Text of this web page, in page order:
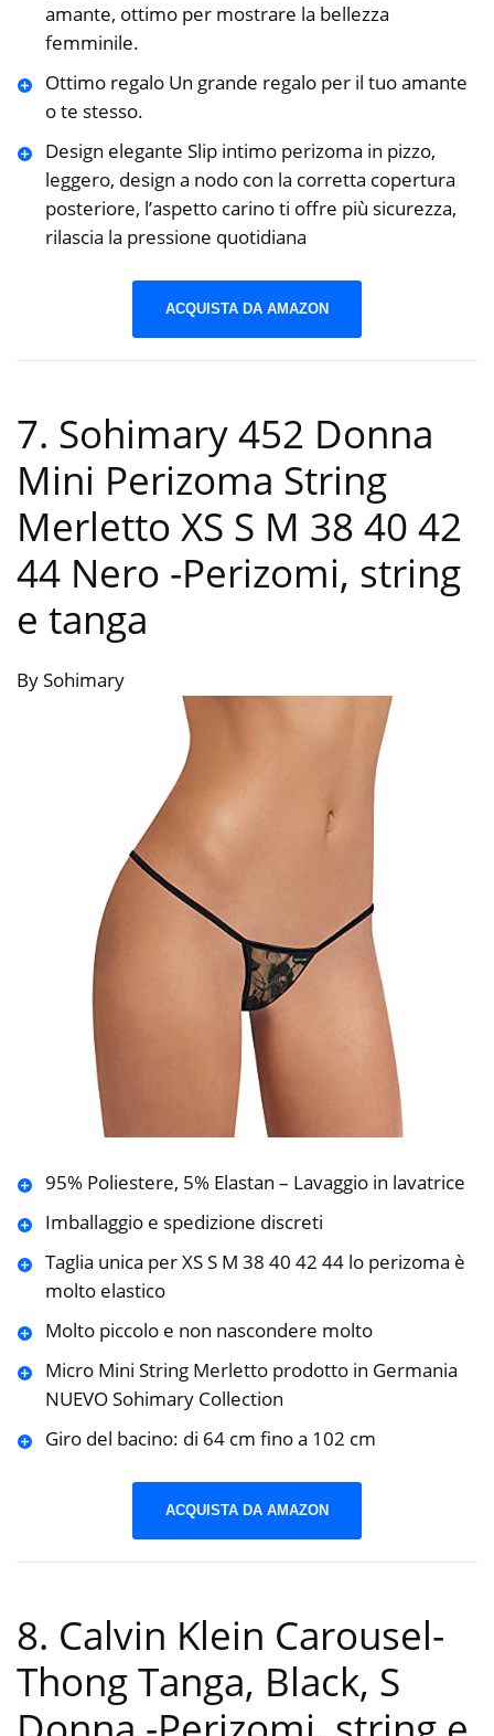
amante, ottimo per mostrare la bellezza
femminile.
Ottimo regalo Un grande regalo per il tuo amante
o te stesso.
Design elegante Slip intimo perizoma in pizzo,
leggero, design a nodo con la corretta copertura
posteriore, l’aspetto carino ti offre più sicurezza,
rilascia la pressione quotidiana
ACQUISTA DA AMAZON
7. Sohimary 452 Donna
Mini Perizoma String
Merletto XS S M 38 40 42
44 Nero -Perizomi, string
e tanga
By Sohimary
95% Poliestere, 5% Elastan – Lavaggio in lavatrice
Imballaggio e spedizione discreti
Taglia unica per XS S M 38 40 42 44 lo perizoma è
molto elastico
Molto piccolo e non nascondere molto
Micro Mini String Merletto prodotto in Germania
NUEVO Sohimary Collection
Giro del bacino: di 64 cm fino a 102 cm
ACQUISTA DA AMAZON
8. Calvin Klein Carousel-
Thong Tanga, Black, S